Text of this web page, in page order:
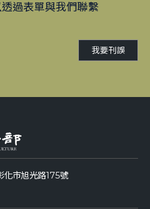
過表單與我們聯繫
我要刊誤
市旭光路175號